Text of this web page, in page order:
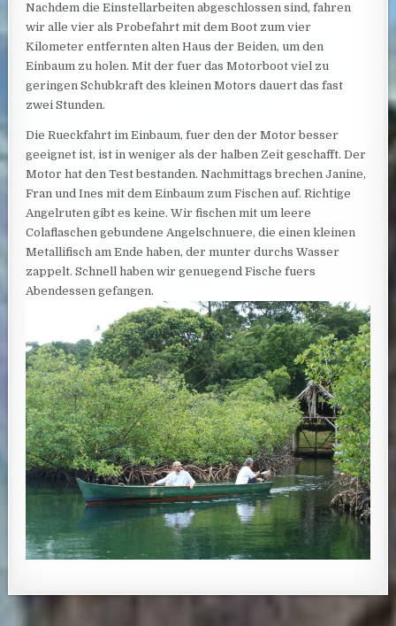
Nachdem die Einstellarbeiten abgeschlossen sind, fahren
wir alle vier als Probefahrt mit dem Boot zum vier
Kilometer entfernten alten Haus der Beiden, um den
Einbaum zu holen. Mit der fuer das Motorboot viel zu
geringen Schubkraft des kleinen Motors dauert das fast
zwei Stunden.
Die Rueckfahrt im Einbaum, fuer den der Motor besser
geeignet ist, ist in weniger als der halben Zeit geschafft. Der
Motor hat den Test bestanden. Nachmittags brechen Janine,
Fran und Ines mit dem Einbaum zum Fischen auf. Richtige
Angelruten gibt es keine. Wir fischen mit um leere
Colaflaschen gebundene Angelschnuere, die einen kleinen
Metallifisch am Ende haben, der munter durchs Wasser
zappelt. Schnell haben wir genuegend Fische fuers
Abendessen gefangen.